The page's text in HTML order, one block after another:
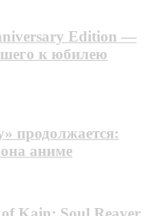
Edition —
к юбилею
продолжается:
аниме